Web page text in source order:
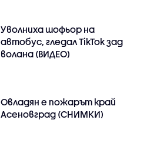
Уволниха шофьор на
автобус, гледал TikTok зад
волана (ВИДЕО)
Овладян е пожарът край
Асеновград (СНИМКИ)